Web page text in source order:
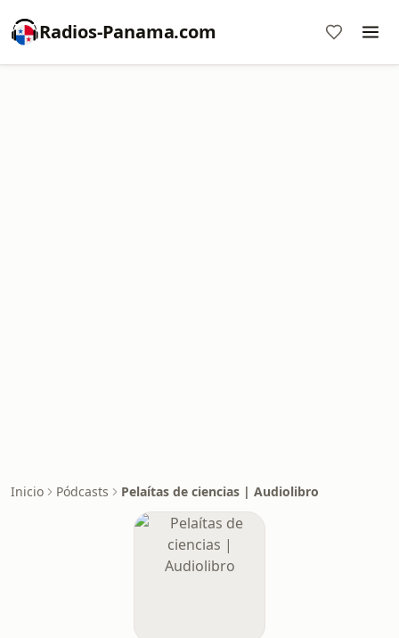
Radios-Panama.com
Inicio Pódcasts Pelaítas de ciencias | Audiolibro